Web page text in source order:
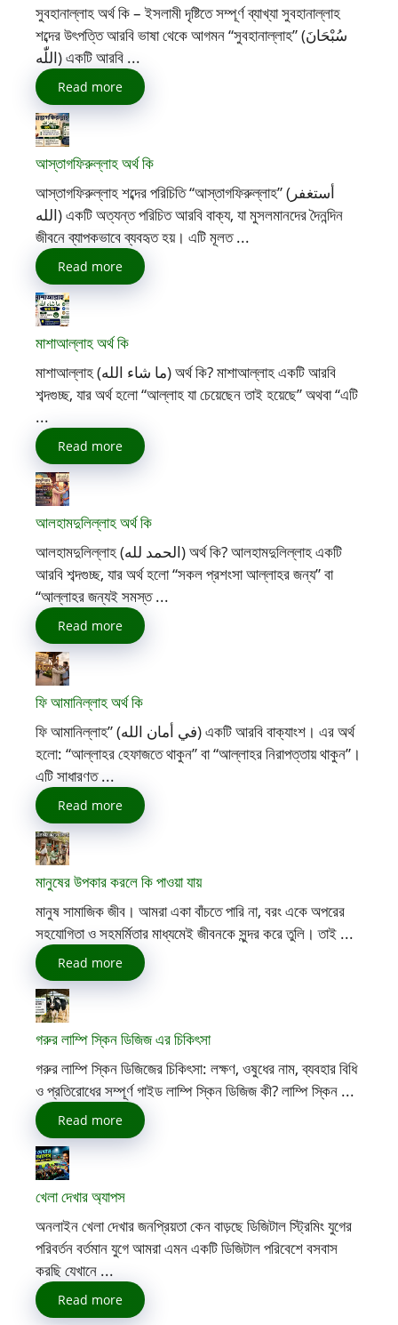
সুবহানাল্লাহ অর্থ কি – ইসলামী দৃষ্টিতে সম্পূর্ণ ব্যাখ্যা সুবহানাল্লাহ
শব্দের উৎপত্তি আরবি ভাষা থেকে আগমন “সুবহানাল্লাহ” (سُبْحَانَ
اللّٰه) একটি আরবি ...
Read more
আস্তাগফিরুল্লাহ অর্থ কি
আস্তাগফিরুল্লাহ শব্দের পরিচিতি “আস্তাগফিরুল্লাহ” (أستغفر
الله) একটি অত্যন্ত পরিচিত আরবি বাক্য, যা মুসলমানদের দৈনন্দিন
জীবনে ব্যাপকভাবে ব্যবহৃত হয়। এটি মূলত ...
Read more
মাশাআল্লাহ অর্থ কি
মাশাআল্লাহ (ما شاء الله) অর্থ কি? মাশাআল্লাহ একটি আরবি
শব্দগুচ্ছ, যার অর্থ হলো “আল্লাহ যা চেয়েছেন তাই হয়েছে” অথবা “এটি
...
Read more
আলহামদুলিল্লাহ অর্থ কি
আলহামদুলিল্লাহ (الحمد لله) অর্থ কি? আলহামদুলিল্লাহ একটি
আরবি শব্দগুচ্ছ, যার অর্থ হলো “সকল প্রশংসা আল্লাহর জন্য” বা
“আল্লাহর জন্যই সমস্ত ...
Read more
ফি আমানিল্লাহ অর্থ কি
ফি আমানিল্লাহ” (في أمان الله) একটি আরবি বাক্যাংশ। এর অর্থ
হলো: “আল্লাহর হেফাজতে থাকুন” বা “আল্লাহর নিরাপত্তায় থাকুন”।
এটি সাধারণত ...
Read more
মানুষের উপকার করলে কি পাওয়া যায়
মানুষ সামাজিক জীব। আমরা একা বাঁচতে পারি না, বরং একে অপরের
সহযোগিতা ও সহমর্মিতার মাধ্যমেই জীবনকে সুন্দর করে তুলি। তাই ...
Read more
গরুর লাম্পি স্কিন ডিজিজ এর চিকিৎসা
গরুর লাম্পি স্কিন ডিজিজের চিকিৎসা: লক্ষণ, ওষুধের নাম, ব্যবহার বিধি
ও প্রতিরোধের সম্পূর্ণ গাইড লাম্পি স্কিন ডিজিজ কী? লাম্পি স্কিন ...
Read more
খেলা দেখার অ্যাপস
অনলাইন খেলা দেখার জনপ্রিয়তা কেন বাড়ছে ডিজিটাল স্ট্রিমিং যুগের
পরিবর্তন বর্তমান যুগে আমরা এমন একটি ডিজিটাল পরিবেশে বসবাস
করছি যেখানে ...
Read more